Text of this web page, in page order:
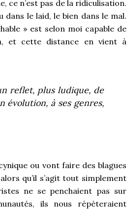
ce n’est pas de la ridiculisation.
dans le laid, le bien dans le mal.
» est selon moi capable de
et cette distance en vient à
reflet, plus ludique, de
évolution, à ses genres,
ou vont faire des blagues
qu’il s’agit tout simplement
ne se penchaient pas sur
ils nous répèteraient